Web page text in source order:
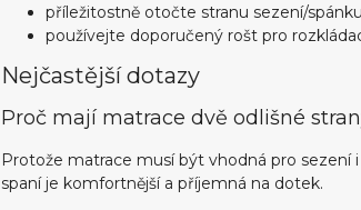
příležitostně otočte stranu sezení/
používejte doporučený rošt pro
Nejčastější dotazy
Proč mají matrace dvě odlišné
Protože matrace musí být vhodná pro sezení
spaní je komfortnější a příjemná na dotek.